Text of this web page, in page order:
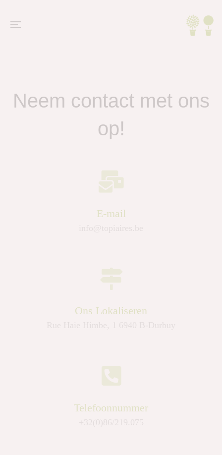
Neem contact met ons
op!
E-mail
Ons Lokaliseren
Telefoonnummer